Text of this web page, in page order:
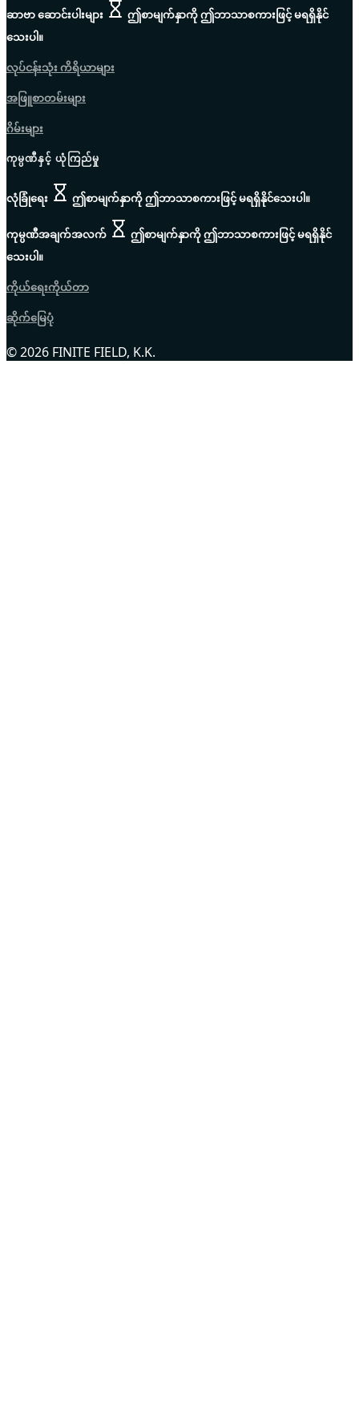
ဆာဗာ ဆောင်းပါးများ
ဤစာမျက်နှာကို ဤဘာသာစကားဖြင့် မရရှိနိုင်
သေးပါ။
လုပ်ငန်းသုံး ကိရိယာများ
အဖြူစာတမ်းများ
ဂိမ်းများ
ကုမ္ပဏီနှင့် ယုံကြည်မှု
လုံခြုံရေး ဤစာမျက်နှာကို ဤဘာသာစကားဖြင့် မရရှိနိုင်သေးပါ။
ကုမ္ပဏီအချက်အလက်
ဤစာမျက်နှာကို ဤဘာသာစကားဖြင့် မရရှိနိုင်
သေးပါ။
ကိုယ်ရေးကိုယ်တာ
ဆိုက်မြေပုံ
© 2026 FINITE FIELD, K.K.